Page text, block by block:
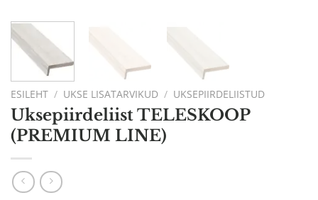
ESILEHT / UKSE LISATARVIKUD / UKSEPIIRDELIISTUD
Uksepiirdeliist TELESKOOP
(PREMIUM LINE)